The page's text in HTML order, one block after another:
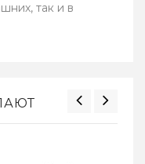
так и в